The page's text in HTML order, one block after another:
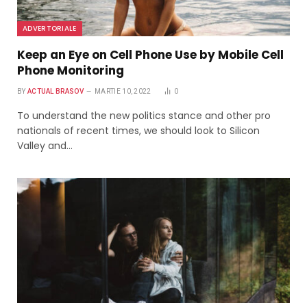
ADVERTORIALE
Keep an Eye on Cell Phone Use by Mobile Cell
Phone Monitoring
BY ACTUAL BRASOV MARTIE 10, 2022 0
To understand the new politics stance and other pro
nationals of recent times, we should look to Silicon
Valley and…